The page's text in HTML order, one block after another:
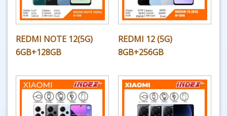
REDMI NOTE 12(5G)
6GB+128GB
REDMI 12 (5G)
8GB+256GB